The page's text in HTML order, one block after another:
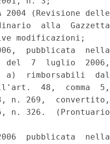
2004 (Revisione delle
alla  Gazzetta
modificazioni;
pubblicata  nella
del  7  luglio  2006,
a)  rimborsabili  dal
48,  comma  5,
n. 269,  convertito,
n. 326.  (Prontuario
pubblicata  nella